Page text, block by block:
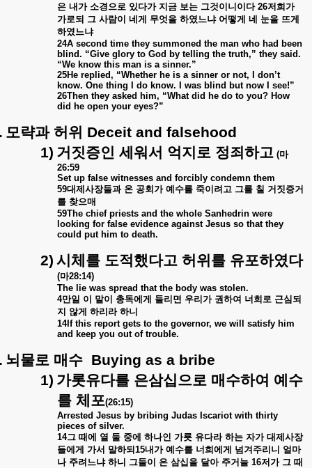
은 내가 소경으로 있다가 지금 보는 그것이니이다26저희가
가로되 그 사람이 네게 무엇을 하였느냐 어떻게 네 눈을 뜨게
하였느냐
24A second time they summoned the man who had been
blind. “Give glory to God by telling the truth,” they said.
“We know this man is a sinner.”
25He replied, “Whether he is a sinner or not, I don’t
know. One thing I do know. I was blind but now I see!”
26Then they asked him, “What did he do to you? How
did he open your eyes?”
모략과 허위 Deceit and falsehood
1) 거짓증인 세워서 억지로 정죄하고 (마
26:59
Set up false witnesses and forcibly condemn them
59대제사장들과 온 공회가 예수를 죽이려고 그를 칠 거짓증거
를 찾으매
59The chief priests and the whole Sanhedrin were
looking for false evidence against Jesus so that they
could put him to death.
2) 시체를 도적했다고 허위를 유포하였다
(마28:14)
The lie was spread that the body was stolen.
4만일 이 말이 총독에게 들리면 우리가 권하여 너희로 근심되
지 않게 하리라 하니
14If this report gets to the governor, we will satisfy him
and keep you out of trouble.
뇌물로 매수 Buying as a bribe
1) 가롯유다를 은삼십으로 매수하여 예수
를 체포(26:15)
Arrested Jesus by bribing Judas Iscariot with thirty
pieces of silver.
14그 때에 열 둘 중에 하나인 가룟 유다라 하는 자가 대제사장
들에게 가서 말하되 15내가 예수를 너희에게 넘겨주리니 얼마
나 주려느냐 하니 그들이 은 삼십을 달아 주거늘 16저가 그 때